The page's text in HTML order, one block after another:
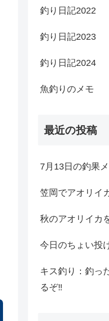
釣り日記2022
釣り日記2023
釣り日記2024
魚釣りのメモ
最近の投稿
7月13日の釣
笠岡でアオリイ
秋のアオリイカ
今日のちょい投
キス釣り：釣っ
るぞ‼